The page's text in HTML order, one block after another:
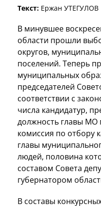
Текст: Ержан УТЕГУЛОВ
В минувшее
области прошли
округов,
поселений. Теперь
муниципальных
председателей
соответствии с
числа кандидатур,
должность главы МО
комиссия по отбору
главы
людей, половина
составом Совета
губернатором
В составы